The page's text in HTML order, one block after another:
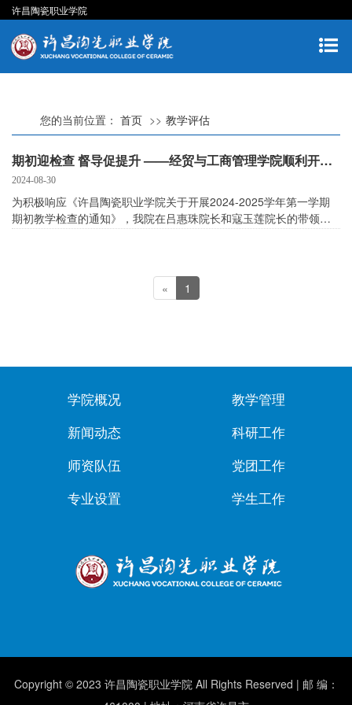
许昌陶瓷职业学院
您的当前位置： 首页 教学评估
期初迎检查 督导促提升 ——经贸与工商管理学院顺利开展2024-2025学年第一学期期初教学检查
2024-08-30
为积极响应《许昌陶瓷职业学院关于开展2024-2025学年第一学期
期初教学检查的通知》，我院在吕惠珠院长和寇玉莲院长的带领
« 1
学院概况
新闻动态
师资队伍
专业设置
教学管理
科研工作
党团工作
学生工作
Copyright © 2023 许昌陶瓷职业学院 All Rights Reserved | 邮 编：